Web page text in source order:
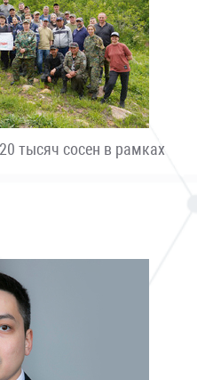
тысяч сосен в рамках